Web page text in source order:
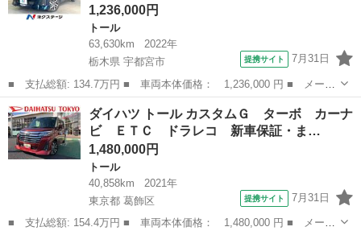
1,236,000円
トール
63,630km
2022年
栃木県 宇都宮市
提携サイト 7月31日
■ 支払総額: 134.7万円 ■ 車両本体価格： 1,236,000 円 ■ メーカ
ー名： ダイハツ ■ 車種名： トール ■ グレード名： カスタム
Ｇ 純正９型ナビ バックカメラ 両側電動ドア レーダークルー
ズ 禁煙車...
栃木 宇都宮市 トール
ダイハツ トール カスタムＧ ターボ カーナ
ビ ＥＴＣ ドラレコ 新車保証・ま…
1,480,000円
トール
40,858km
2021年
東京都 葛飾区
提携サイト 7月31日
■ 支払総額: 154.4万円 ■ 車両本体価格： 1,480,000 円 ■ メーカ